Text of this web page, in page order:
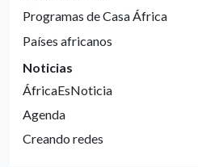
Programas de Casa África
Países africanos
Noticias
ÁfricaEsNoticia
Agenda
Creando redes